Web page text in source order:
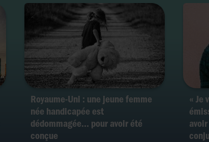
Royaume-Uni : une jeune femme
née handicapée est
dédommagée… pour avoir été
conçue
« Je